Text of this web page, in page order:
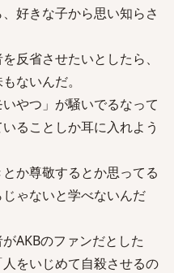
好きな子から思い知らさ
反省させたいとしたら、
ないんだ。
やつ」が騒いでるなって
ることしか耳に入れよう
か尊敬するとか思ってる
ゃないと学べないんだ
AKBのファンだとした
をいじめて自殺させるの